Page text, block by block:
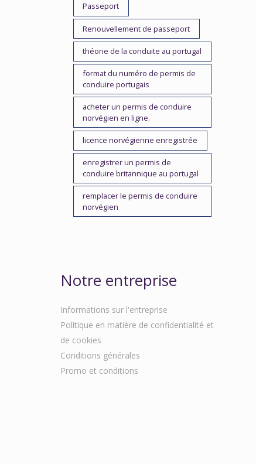
Passeport
Renouvellement de passeport
théorie de la conduite au portugal
format du numéro de permis de
conduire portugais
acheter un permis de conduire
norvégien en ligne.
licence norvégienne enregistrée
enregistrer un permis de
conduire britannique au portugal
remplacer le permis de conduire
norvégien
Notre entreprise
Informations sur l'entreprise
Politique en matière de confidentialité et
de cookies
Conditions générales
Promo et conditions